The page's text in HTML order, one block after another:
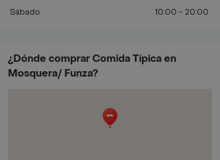
¿Dónde comprar Comida Típica en
Mosquera/ Funza?
Sábado
10:00 - 20:00